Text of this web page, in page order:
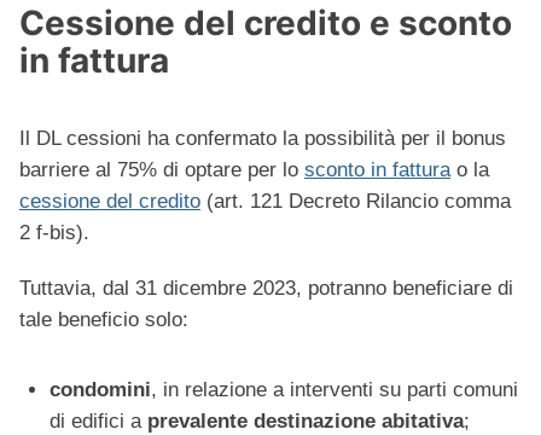
Cessione del credito e sconto
in fattura
Il DL cessioni ha confermato la possibilità per il bonus
barriere al 75% di optare per lo sconto in fattura o la
cessione del credito (art. 121 Decreto Rilancio comma
2 f-bis).
Tuttavia, dal 31 dicembre 2023, potranno beneficiare di
tale beneficio solo:
condomini, in relazione a interventi su parti comuni
di edifici a prevalente destinazione abitativa;